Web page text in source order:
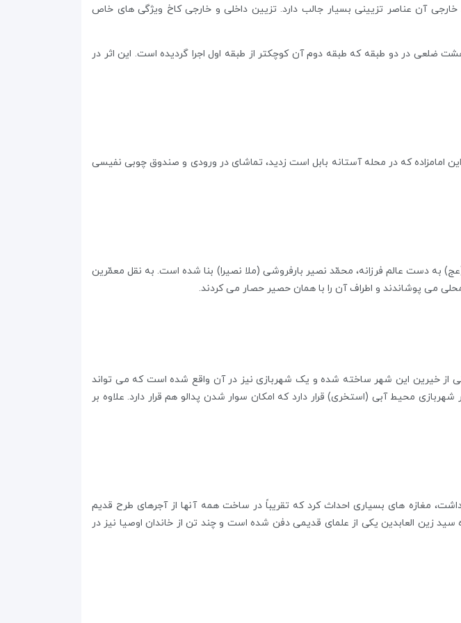
آن عناصر تزیینی بسیار جالب دارد. تزیین داخلی و خارجی کاخ ویژگی های خاص
ضلعی در دو طبقه که طبقه دوم آن کوچکتر از طبقه اول اجرا گردیده است. این اثر در
امامزاده که در محله آستانه بابل است زدید، تماشای در ورودی و صندوق چوبی نفیسی
امام زمان (عج) به دست عالم فرزانه، محمّد نصیر بارفروشی (ملا نصیرا) بنا شده است. به نقل معمّرین
می پوشاندند و اطراف آن را با همان حصیر حصار می کردند.
از خیرین این شهر ساخته شده و یک شهربازی نیز در آن واقع شده است که می تواند
محیط آبی (استخری) قرار دارد که امکان سوار شدن پدالو هم قرار دارد. علاوه بر
قرار داشت، مغازه های بسیاری احداث کرد که تقریباً در ساخت همه آنها از آجرهای طرح قدیم
زین العابدین یکی از علمای قدیمی دفن شده است و چند تن از خاندان اوصیا نیز در